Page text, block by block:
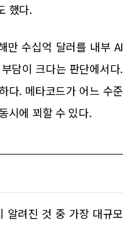
했다.
만 수십억 달러를 내부 AI
담이 크다는 판단에서다.
다. 메타코드가 어느 수준
시에 꾀할 수 있다.
알려진 것 중 가장 대규모